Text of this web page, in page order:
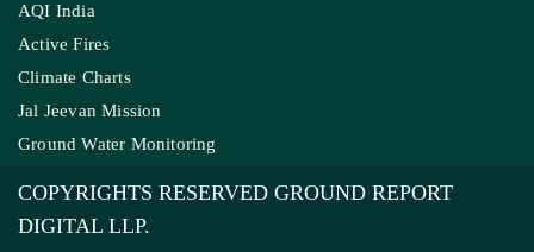
AQI India
Active Fires
Climate Charts
Jal Jeevan Mission
Ground Water Monitoring
COPYRIGHTS RESERVED GROUND REPORT
DIGITAL LLP.